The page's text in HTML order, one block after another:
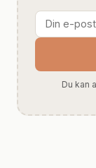
Du kan